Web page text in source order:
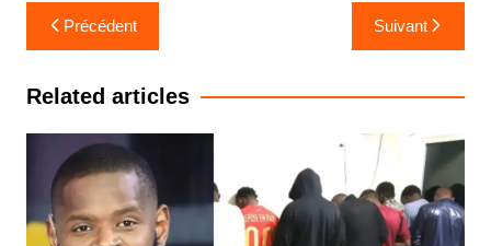
Navigation
de
l’article
Précédent Suivant
Related articles